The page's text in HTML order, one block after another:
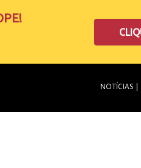
|
NOTÍCIAS